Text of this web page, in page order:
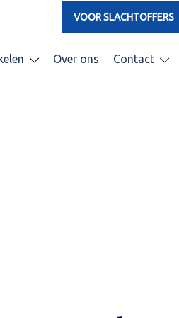
VOOR SLACHTOFFERS
Over ons Contact